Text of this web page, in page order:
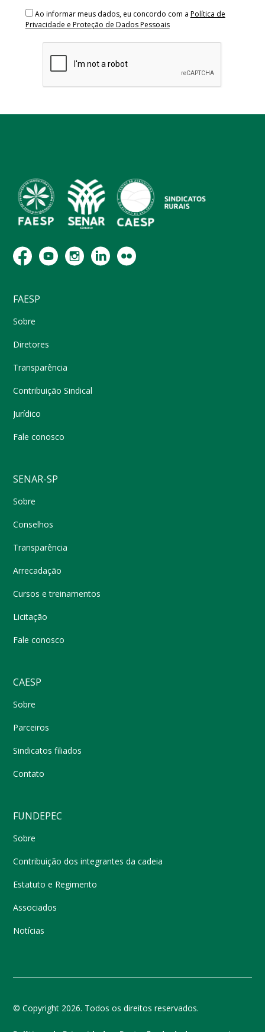
Ao informar meus dados, eu concordo com a Política de
Privacidade e Proteção de Dados Pessoais
FAESP
Sobre
Diretores
Transparência
Contribuição Sindical
Jurídico
Fale conosco
SENAR-SP
Sobre
Conselhos
Transparência
Arrecadação
Cursos e treinamentos
Licitação
Fale conosco
CAESP
Sobre
Parceiros
Sindicatos filiados
Contato
FUNDEPEC
Sobre
Contribuição dos integrantes da cadeia
Estatuto e Regimento
Associados
Notícias
© Copyright 2026. Todos os direitos reservados.